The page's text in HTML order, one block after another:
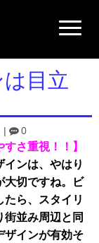
N
a
i
o
目立
0
さ重視！！】
ンは、やはり
大切ですね。ビ
ら、スタイリ
街並み周辺と同
ザインが有効そ